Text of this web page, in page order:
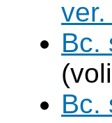
Bc.
Bc.